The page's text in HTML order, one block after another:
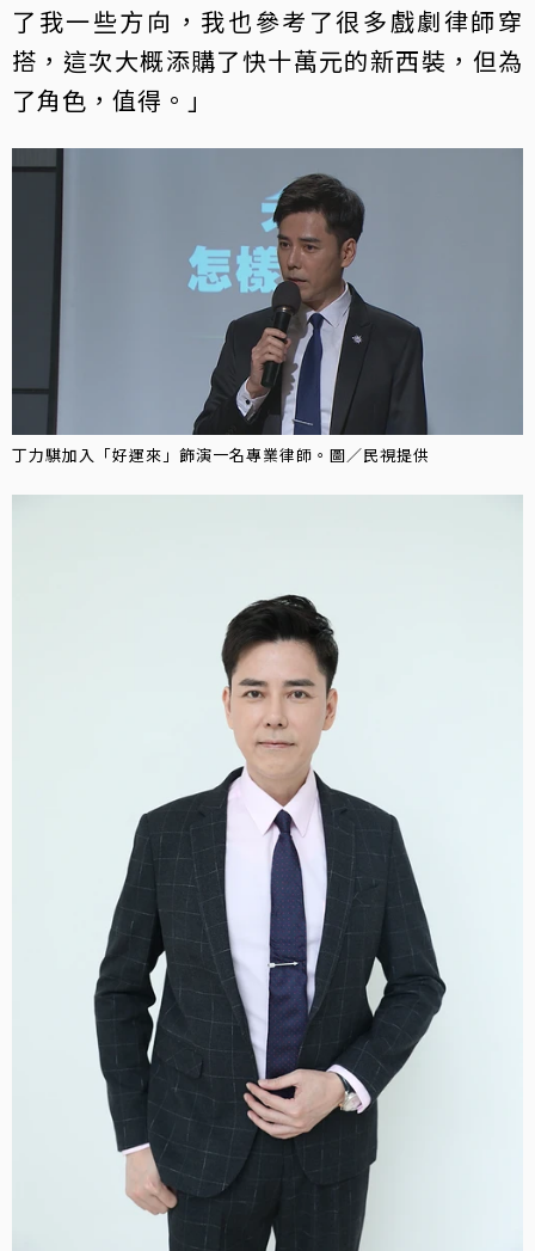
了我一些方向，我也參考了很多戲劇律師穿
搭，這次大概添購了快十萬元的新西裝，但為
了角色，值得。」
丁力騏加入「好運來」飾演一名專業律師。圖／民視提供